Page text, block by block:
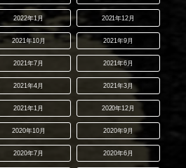
2022年1月 2021年12月
2021年10月 2021年9月
2021年7月 2021年6月
2021年4月 2021年3月
2021年1月 2020年12月
2020年10月 2020年9月
2020年7月 2020年6月